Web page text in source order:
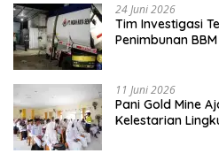
24 Juni 2026
Tim Investigasi
Penimbunan
11 Juni 2026
Pani Gold Mine
Kelestarian